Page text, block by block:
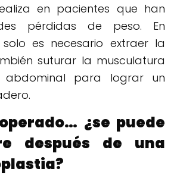
en pacientes que han
pérdidas de peso. En
es necesario extraer la
suturar la musculatura
para lograr un
¿se puede
después de una